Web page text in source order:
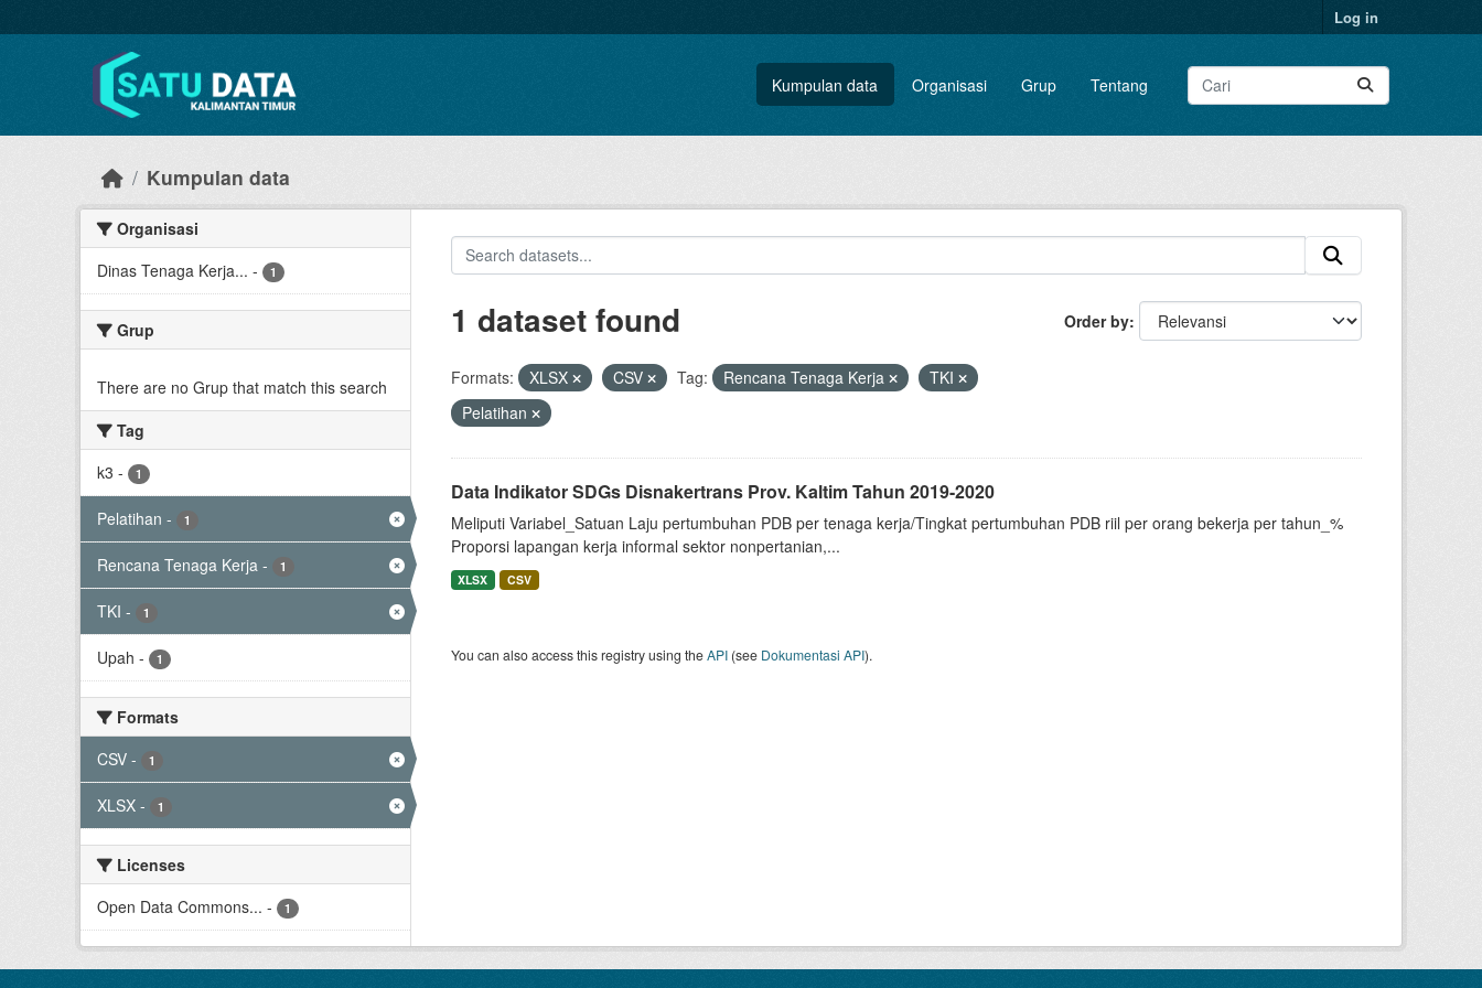
Log in
Kumpulan data Organisasi Grup Tentang
Kumpulan data
Organisasi
Dinas Tenaga Kerja... - 1
Grup
There are no Grup that match this search
Tag
k3 - 1
Pelatihan - 1
Rencana Tenaga Kerja - 1
TKI - 1
Upah - 1
Formats
CSV - 1
XLSX - 1
Licenses
Open Data Commons... - 1
Order by
1 dataset found
Formats: XLSX CSV Tag: Rencana Tenaga Kerja
TKI
Pelatihan
Data Indikator SDGs Disnakertrans Prov. Kaltim Tahun 2019-2020
Meliputi Variabel_Satuan Laju pertumbuhan PDB per tenaga kerja/Tingkat pertumbuhan PDB riil per orang bekerja per tahun_%
Proporsi lapangan kerja informal sektor nonpertanian,...
XLSX CSV
You can also access this registry using theAPI(see Dokumentasi API).